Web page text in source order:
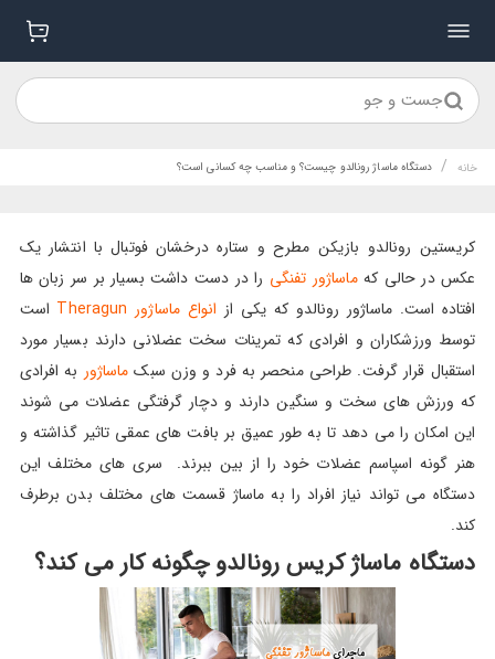
جست و جو
خانه / دستگاه ماساژ رونالدو چیست؟ و مناسب چه کسانی است؟
کریستین رونالدو بازیکن مطرح و ستاره درخشان فوتبال با انتشار یک
عکس در حالی کهماساژور تفنگی را در دست داشت بسیار بر سر زبان ها
افتاده است. ماساژور رونالدو که یکی از انواع ماساژور Theragun
است
توسط ورزشکاران و افرادی که تمرینات سخت عضلانی دارند بسیار مورد
استقبال قرار گرفت. طراحی منحصر به فرد و وزن سبک ماساژور به افرادی
که ورزش های سخت و سنگین دارند و دچار گرفتگی عضلات می شوند
این امکان را می دهد تا به طور عمیق بر بافت های عمقی تاثیر گذاشته و
هنر گونه اسپاسم عضلات خود را از بین ببرند. سری های مختلف این
دستگاه می تواند نیاز افراد را به ماساژ قسمت های مختلف بدن برطرف
کند.
دستگاه ماساژ کریس رونالدو چگونه کار می کند؟